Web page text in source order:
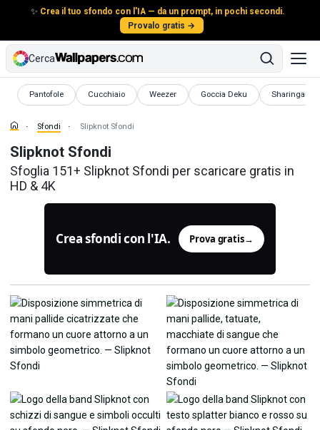
✨ Crea il tuo sfondo con l'IA — da un prompt, in pochi secondi.
Provalo gratis →
Cerca
Pantofole
Sfondi Cucchiaio
Sfondi Weezer
Sfondi Goccia Deku
Sfondi Sharingan
Sfondi
Sfondi Slipknot Sfondi
Slipknot Sfondi
Sfoglia 151+ Slipknot Sfondi per scaricare gratis in
HD & 4K
Crea sfondi con l'IA. Prova gratis→